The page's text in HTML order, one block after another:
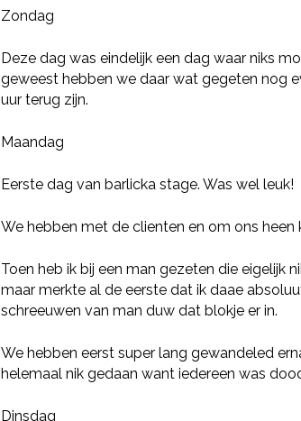
Zondag
Deze dag was eindelijk een dag waar niks
geweest hebben we daar wat gegeten nog
uur terug zijn.
Maandag
Eerste dag van barlicka stage. Was wel leuk!
We hebben met de clienten en om ons heen
Toen heb ik bij een man gezeten die eigelijk
maar merkte al de eerste dat ik daae
schreeuwen van man duw dat blokje er in.
We hebben eerst super lang gewandeled
helemaal nik gedaan want iedereen was
Dinsdag